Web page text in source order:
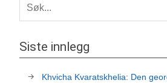
Siste innlegg
Khvicha Kvaratskhelia: Den